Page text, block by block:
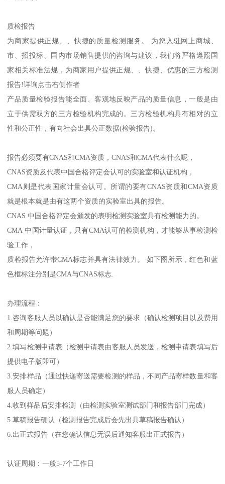
质检报告
为商家提供正规、、快捷的质量检测服务。 为您入驻网上商城、
市、招投标、国内市场销售提供的咨询与建议，我们将严格遵照国
家相关标准法规，为商家用户提供正规、、快捷、优惠的三方检测
报告!详询点击右侧作者
产品质量检验报告能全面、客观地反映产品的质量信息，一般是由
立于供需双方的三方检验机构完成的。三方检验机构具有相对的立
性和公正性，有向社会出具公正数据(检验报告)。
报告必须要有CNAS和CMA资质，CNAS和CMA代表什么呢，
CNAS资质及代表中国合格评定会认可的实验室和认证机构，
CMA则是代表国家计量会认可。所谓的要有CNAS资质和CMA资质
就是根本就是由有这两个资质的实验室出具的报告。
CNAS 中国合格评定会颁发的表明检测实验室具有检测能力的。
CMA 中国计量认证，只有CMA认可的检测机构，才能够从事检测检
验工作，
质检报告允许带CMA标志并具有法律效力。 如下图所示，红色和蓝
色框标注分别是CMA与CNAS标志.
办理流程：
1.咨询客服人员以确认是否能满足您的要求（确认检测项目以及费用
和周期等问题）
2.填写检测申请表（检测申请表由客服人员发送，检测申请表填写后
提供电子版即可）
3.安排样品（通过快递寄送需要检测的样品，不同产品寄样数量和客
服人员确定）
4.收到样品后安排检测（由检测实验室测试部门和报告部门完成）
5.草稿报告确认（检测报告完成后会先出具草稿报告确认）
6.出正式报告（在您确认信息无误后通知客服出正式报告）
认证周期：一般5-7个工作日